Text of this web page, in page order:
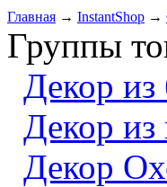
Главная → InstantShop →
Группы
Декор
Декор из
Декор